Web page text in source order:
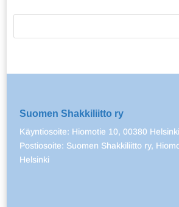
Suomen Shakkiliitto ry
Käyntiosoite: Hiomotie 10, 00380 Helsinki
Postiosoite: Suomen Shakkiliitto ry,
Helsinki